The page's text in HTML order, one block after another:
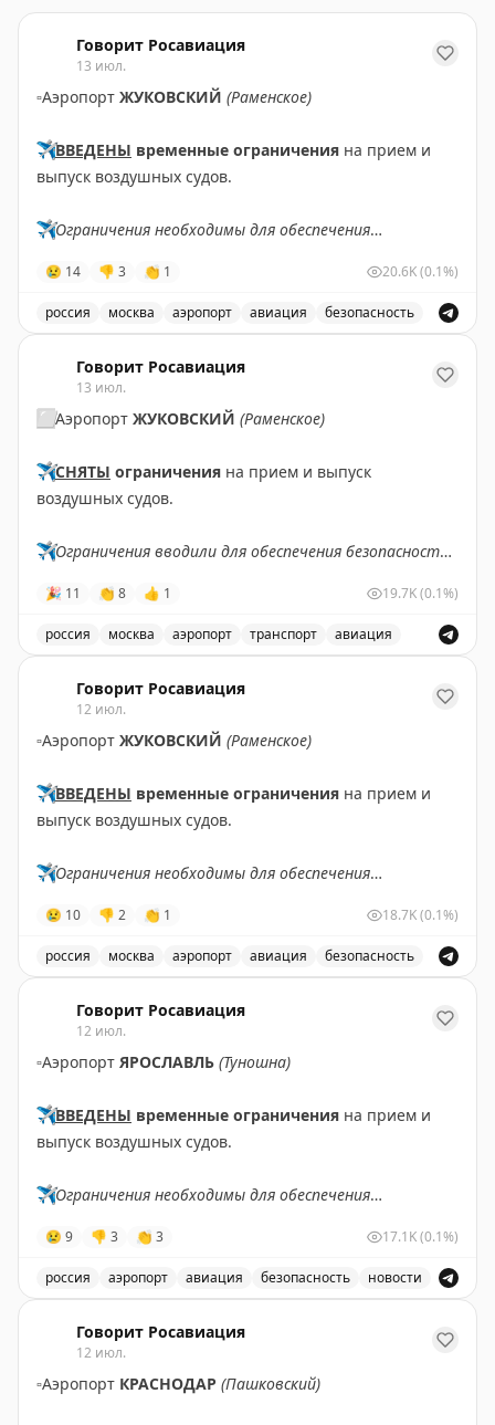
Говорит Росавиация
13 июл.
▫️Аэропорт ЖУКОВСКИЙ (Раменское)
✈️ВВЕДЕНЫ временные ограничения на прием и
выпуск воздушных судов.
✈️Ограничения необходимы для обеспечения
✈️ Говорит Росавиация| MАХ
😢 14 👎 3 👏 1 20.6K(0.1%)
россия москва аэропорт авиация безопасность
Говорит Росавиация
13 июл.
⬜️Аэропорт ЖУКОВСКИЙ (Раменское)
✈️СНЯТЫ ограничения на прием и выпуск
воздушных судов.
✈️Ограничения вводили для обеспечения безопасности
✈️ Говорит Росавиация| MAX
🎉 11 👏 8 👍 1 19.7K(0.1%)
россия москва аэропорт транспорт авиация
Говорит Росавиация
12 июл.
▫️Аэропорт ЖУКОВСКИЙ (Раменское)
✈️ВВЕДЕНЫ временные ограничения на прием и
выпуск воздушных судов.
✈️Ограничения необходимы для обеспечения
✈️ Говорит Росавиация| MАХ
😢 10 👎 2 👏 1 18.7K(0.1%)
россия москва аэропорт авиация безопасность
Говорит Росавиация
12 июл.
▫️Аэропорт ЯРОСЛАВЛЬ (Туношна)
✈️ВВЕДЕНЫ временные ограничения на прием и
выпуск воздушных судов.
✈️Ограничения необходимы для обеспечения
✈️ Говорит Росавиация|МАХ
😢 9 👎 3 👏 3 17.1K(0.1%)
россия аэропорт авиация безопасность новости
Говорит Росавиация
12 июл.
▫️Аэропорт КРАСНОДАР (Пашковский)